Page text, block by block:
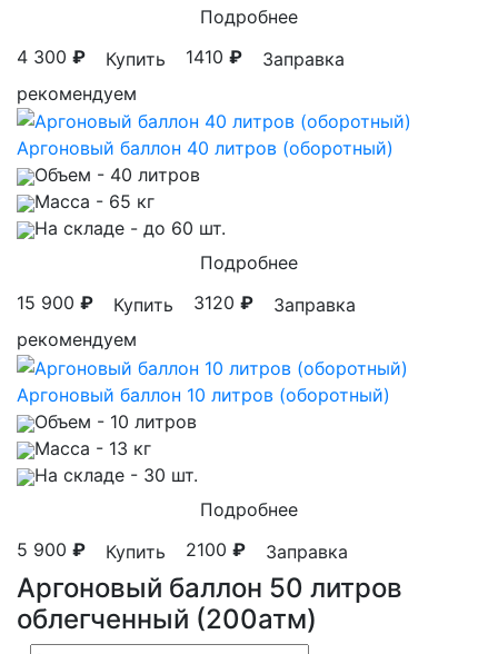
Подробнее
4 300 ₽ Купить 1410 ₽
Заправка
рекомендуем
Аргоновый баллон 40 литров (оборотный)
Объем - 40 литров
Масса - 65 кг
На складе - до 60 шт.
Подробнее
15 900 ₽ Купить 3120 ₽
Заправка
рекомендуем
Аргоновый баллон 10 литров (оборотный)
Объем - 10 литров
Масса - 13 кг
На складе - 30 шт.
Подробнее
5 900 ₽ Купить 2100 ₽ Заправка
Аргоновый баллон 50 литров
облегченный (200атм)